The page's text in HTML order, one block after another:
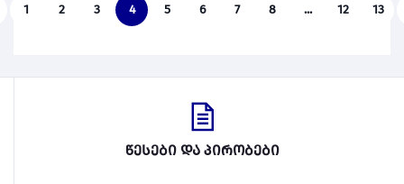
1 2 3 4 5 6 7 8 ... 12 13
წესები და პირობები